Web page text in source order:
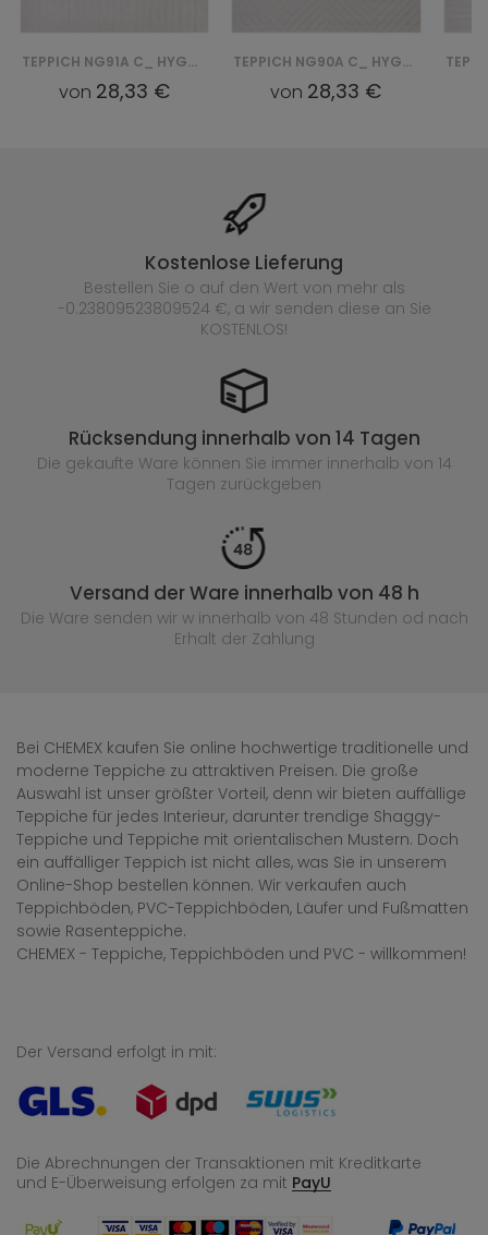
TEPPICH NG91A C_ HYGGE - KREMOWY, BIAŁY
von 28,33 €
TEPPICH NG90A C_ HYGGE - KREMOWY, BIAŁY
von 28,33 €
Kostenlose Lieferung
Bestellen Sie o auf den Wert von mehr als
-0.23809523809524 €, a wir senden diese an Sie
KOSTENLOS!
Rücksendung innerhalb von 14 Tagen
Die gekaufte Ware können Sie immer innerhalb von 14
Tagen zurückgeben
Versand der Ware innerhalb von 48 h
Die Ware senden wir w innerhalb von 48 Stunden od nach
Erhalt der Zahlung
Bei CHEMEX kaufen Sie online hochwertige traditionelle und
moderne Teppiche zu attraktiven Preisen. Die große
Auswahl ist unser größter Vorteil, denn wir bieten auffällige
Teppiche für jedes Interieur, darunter trendige Shaggy-
Teppiche und Teppiche mit orientalischen Mustern. Doch
ein auffälliger Teppich ist nicht alles, was Sie in unserem
Online-Shop bestellen können. Wir verkaufen auch
Teppichböden, PVC-Teppichböden, Läufer und Fußmatten
sowie Rasenteppiche.
CHEMEX - Teppiche, Teppichböden und PVC - willkommen!
Der Versand erfolgt in mit:
Die Abrechnungen der Transaktionen mit Kreditkarte
und E-Überweisung erfolgen za mit PayU